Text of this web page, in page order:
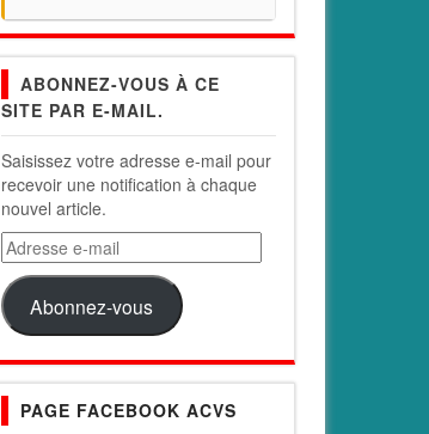
ABONNEZ-VOUS À CE
SITE PAR E-MAIL.
Saisissez votre adresse e-mail pour
recevoir une notification à chaque
nouvel article.
Adresse
e-
mail
Abonnez-vous
PAGE FACEBOOK ACVS